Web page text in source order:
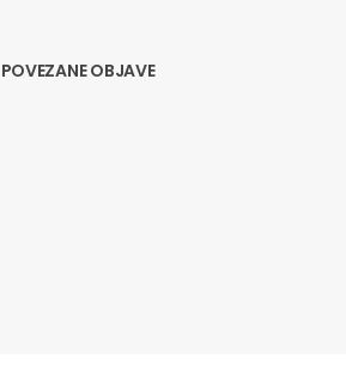
POVEZANE OBJAVE